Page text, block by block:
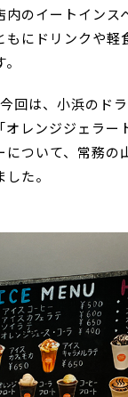
内のイートインス
もにドリンクや軽
回は、小浜のド
オレンジジェラー
について、常務の
た。